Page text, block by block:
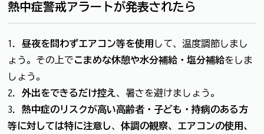
熱中症警戒アラートが発表されたら
1． 昼夜を問わずエアコン等を使用 して、温度調節しまし
ょう。その上でこまめな休憩や水分補給・塩分補給をしま
しょう。
2． 外出をできるだけ控え、暑さを避けましょう。
3． 熱中症のリスクが高い高齢者・子ども・持病のある方
等に対しては特に注意し、 体調の観察、エアコンの使用、